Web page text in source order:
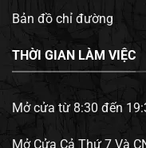
Bản đồ chỉ đường
THỜI GIAN LÀM VIỆC
Mở cửa từ 8:30 đến
Mở Cửa Cả Thứ 7 Và